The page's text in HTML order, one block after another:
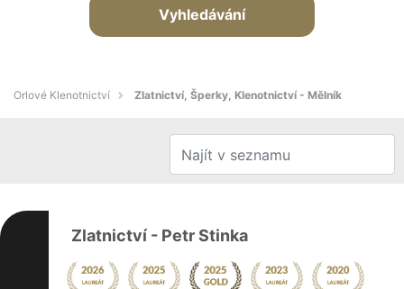
Vyhledávání
Orlové Klenotnictví Zlatnictví, Šperky, Klenotnictví - Mělník
Zlatnictví - Petr Stinka